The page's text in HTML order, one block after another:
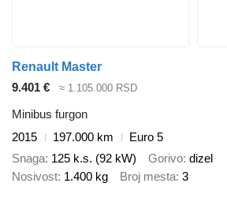
Renault Master
9.401 €
≈ 1.105.000 RSD
Minibus furgon
2015
197.000 km
Euro 5
Snaga 125 k.s. (92 kW) Gorivo dizel
Nosivost 1.400 kg Broj mesta 3